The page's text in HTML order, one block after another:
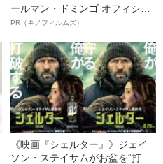
ールマン・ドミンゴ オフィシャ
ルインタビュー“観客を魅了した
語る”《日本興収70億円突破》
PR（キノフィルムズ）
《映画『シェルター』》ジェイ
ソン・ステイサムがお盆を“打